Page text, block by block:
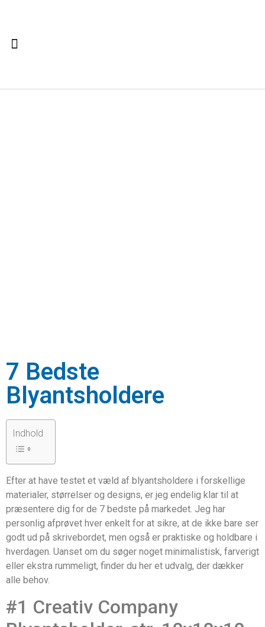
7 Bedste
Blyantsholdere
Indhold
Efter at have testet et væld af blyantsholdere i forskellige
materialer, størrelser og designs, er jeg endelig klar til at
præsentere dig for de 7 bedste på markedet. Jeg har
personlig afprøvet hver enkelt for at sikre, at de ikke bare ser
godt ud på skrivebordet, men også er praktiske og holdbare i
hverdagen. Uanset om du søger noget minimalistisk, farverigt
eller ekstra rummeligt, finder du her et udvalg, der dækker
alle behov.
#1 Creativ Company